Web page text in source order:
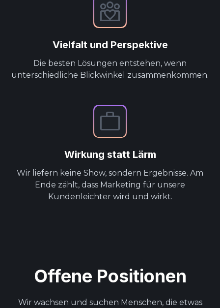
Vielfalt und Perspektive
Die besten Lösungen entstehen, wenn
unterschiedliche Blickwinkel zusammenkommen.
Wirkung statt Lärm
Wir liefern keine Show, sondern Ergebnisse. Am
Ende zählt, dass Marketing für unsere
Kundenleichter wird und wirkt.
Offene Positionen
Wir wachsen und suchen Menschen, die etwas